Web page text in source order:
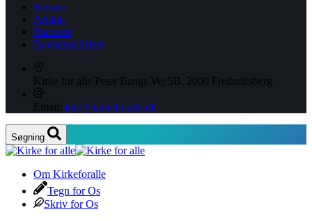
Temaer
Artikler
Podcasts
Boganmeldelser
Kirke for alle Peter Bangs Vej 5B, 2000 Frederiksberg
Email: info@kirkeforalle.dk
Søgning
Om Kirkeforalle
Tegn for Os
Skriv for Os